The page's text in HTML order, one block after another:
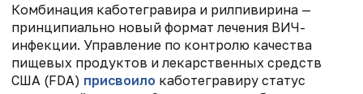
Комбинация каботегравира и рилпивирина —
принципиально новый формат лечения ВИЧ-
инфекции. Управление по контролю качества
пищевых продуктов и лекарственных средств
CША (FDA) присвоило каботегравиру статус